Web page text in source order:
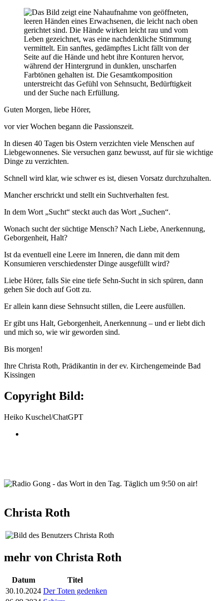
Guten Morgen, liebe Hörer,
vor vier Wochen begann die Passionszeit.
In diesen 40 Tagen bis Ostern verzichten viele Menschen auf
Liebgewonnenes. Sie versuchen ganz bewusst, auf für sie wichtige
Dinge zu verzichten.
Schnell wird klar, wie schwer es ist, diesen Vorsatz durchzuhalten.
Mancher erschrickt und stellt ein Suchtverhalten fest.
In dem Wort „Sucht“ steckt auch das Wort „Suchen“.
Wonach sucht der süchtige Mensch? Nach Liebe, Anerkennung,
Geborgenheit, Halt?
Ist da eventuell eine Leere im Inneren, die dann mit dem
Konsumieren verschiedenster Dinge ausgefüllt wird?
Liebe Hörer, falls Sie eine tiefe Sehn-Sucht in sich spüren, dann
gehen Sie doch auf Gott zu.
Er allein kann diese Sehnsucht stillen, die Leere ausfüllen.
Er gibt uns Halt, Geborgenheit, Anerkennung – und er liebt dich
und mich so, wie wir geworden sind.
Bis morgen!
Ihre Christa Roth, Prädikantin in der ev. Kirchengemeinde Bad
Kissingen
Copyright Bild:
Heiko Kuschel/ChatGPT
Christa Roth
mehr von Christa Roth
Datum
Titel
30.10.2024 Der Toten gedenken